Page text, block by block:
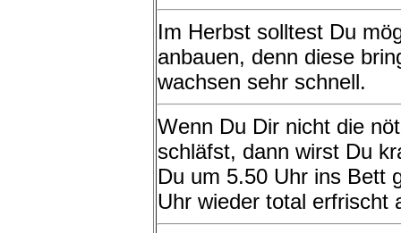
Im Herbst solltest Du
anbauen, denn diese
wachsen sehr schnell.
Wenn Du Dir nicht die
schläfst, dann wirst Du
Du um 5.50 Uhr ins Bett
Uhr wieder total erfrischt